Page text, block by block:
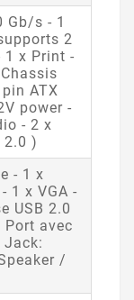
Gb/s - 1
2
1 x Print -
ATX
power -
- 2 x
2.0 )
- 1 x
1 x VGA -
USB 2.0
Port avec
Jack:
/